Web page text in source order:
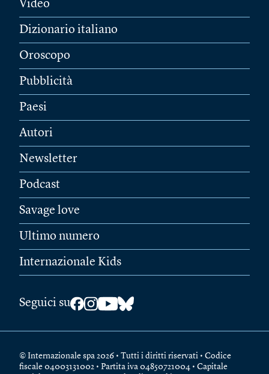
Video
Dizionario italiano
Oroscopo
Pubblicità
Paesi
Autori
Newsletter
Podcast
Savage love
Ultimo numero
Internazionale Kids
Seguici su
© Internazionale spa 2026 • Tutti i diritti riservati • Codice
fiscale 04003131002 • Partita iva 04850721004 • Capitale